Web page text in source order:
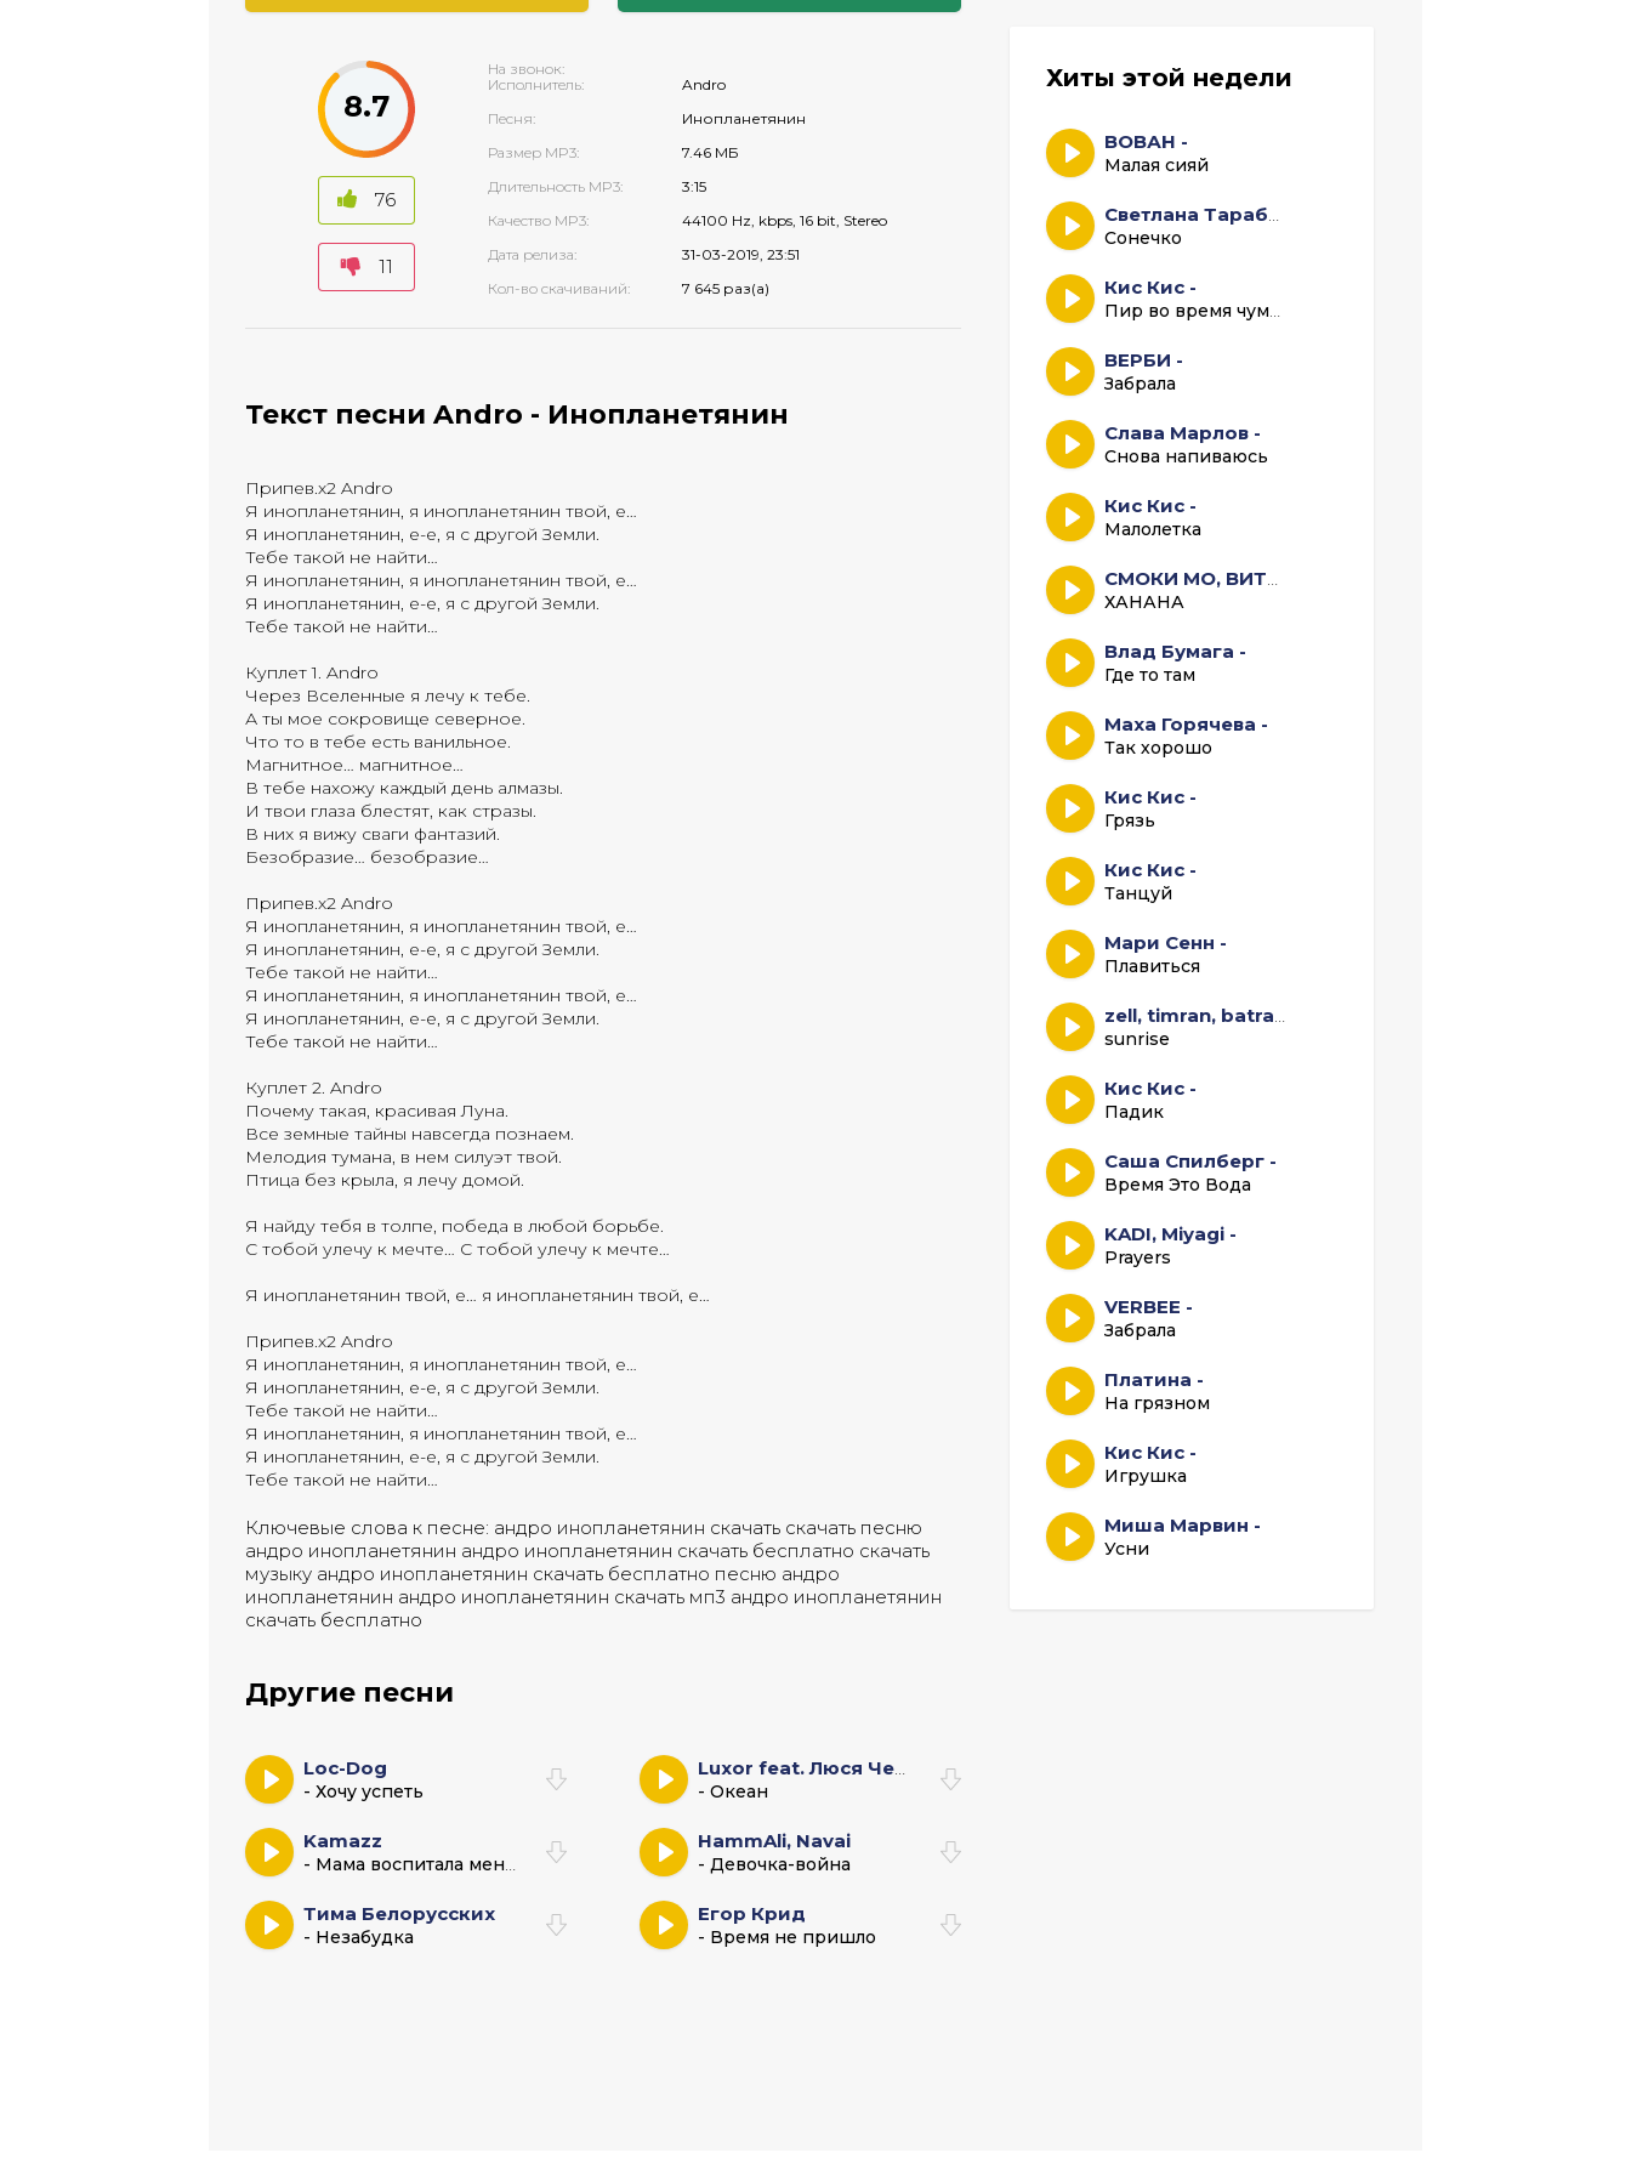
На звонок:
Исполнитель:
Andro
Песня:
Инопланетянин
Размер MP3:
7.46 МБ
Длительность MP3:
3:15
Качество MP3:
44100 Hz, kbps, 16 bit, Stereo
Дата релиза:
31-03-2019, 23:51
Кол-во скачиваний:
7 645 раз(а)
8.7
76
11
Текст песни Andro - Инопланетянин
Припев.х2 Andro
Я инопланетянин, я инопланетянин твой, е…
Я инопланетянин, е-е, я с другой Земли.
Тебе такой не найти…
Я инопланетянин, я инопланетянин твой, е…
Я инопланетянин, е-е, я с другой Земли.
Тебе такой не найти…
Куплет 1. Andro
Через Вселенные я лечу к тебе.
А ты мое сокровище северное.
Что то в тебе есть ванильное.
Магнитное… магнитное…
В тебе нахожу каждый день алмазы.
И твои глаза блестят, как стразы.
В них я вижу сваги фантазий.
Безобразие… безобразие…
Припев.х2 Andro
Я инопланетянин, я инопланетянин твой, е…
Я инопланетянин, е-е, я с другой Земли.
Тебе такой не найти…
Я инопланетянин, я инопланетянин твой, е…
Я инопланетянин, е-е, я с другой Земли.
Тебе такой не найти…
Куплет 2. Andro
Почему такая, красивая Луна.
Все земные тайны навсегда познаем.
Мелодия тумана, в нем силуэт твой.
Птица без крыла, я лечу домой.
Я найду тебя в толпе, победа в любой борьбе.
С тобой улечу к мечте… С тобой улечу к мечте…
Я инопланетянин твой, е… я инопланетянин твой, е…
Припев.х2 Andro
Я инопланетянин, я инопланетянин твой, е…
Я инопланетянин, е-е, я с другой Земли.
Тебе такой не найти…
Я инопланетянин, я инопланетянин твой, е…
Я инопланетянин, е-е, я с другой Земли.
Тебе такой не найти…
Ключевые слова к песне: андро инопланетянин скачать скачать песню
андро инопланетянин андро инопланетянин скачать бесплатно скачать
музыку андро инопланетянин скачать бесплатно песню андро
инопланетянин андро инопланетянин скачать мп3 андро инопланетянин
скачать бесплатно
Другие песни
Loc-Dog
- Хочу успеть
Luxor feat. Люся Чеботина
- Океан
Kamazz
- Мама воспитала меня воином
HammAli, Navai
- Девочка-война
Тима Белорусских
- Незабудка
Егор Крид
- Время не пришло
Хиты этой недели
ВОВАН -
Малая сияй
Светлана Тарабарова -
Сонечко
Кис Кис -
Пир во время чумы (Весь альбом)
ВЕРБИ -
Забрала
Слава Марлов -
Снова напиваюсь
Кис Кис -
Малолетка
СМОКИ МО, ВИТЯ АК -
ХАНАНА
Влад Бумага -
Где то там
Маха Горячева -
Так хорошо
Кис Кис -
Грязь
Кис Кис -
Танцуй
Мари Сенн -
Плавиться
zell, timran, batra, aslai -
sunrise
Кис Кис -
Падик
Саша Спилберг -
Время Это Вода
KADI, Miyagi -
Prayers
VERBEE -
Забрала
Платина -
На грязном
Кис Кис -
Игрушка
Миша Марвин -
Усни